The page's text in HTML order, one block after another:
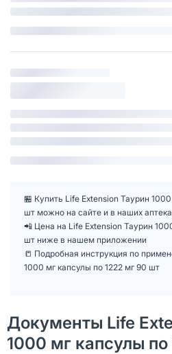
🏪 Купить Life Extension Таурин
шт можно на сайте и в наших
📲 Цена на Life Extension Таурин
шт ниже в нашем приложении
📒 Подробная инструкция по
1000 мг капсулы по 1222 мг 90 шт
Документы Life
1000 мг капсулы